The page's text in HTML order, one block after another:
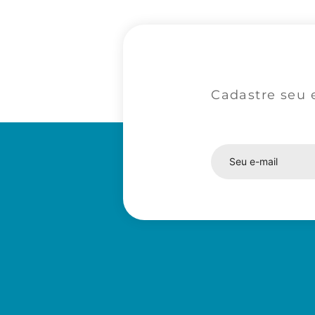
Cadastre seu